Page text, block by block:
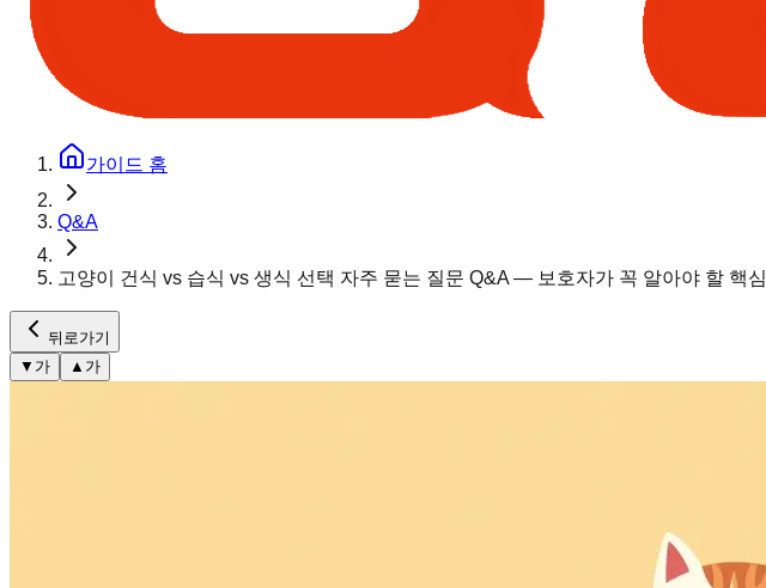
가이드 홈
Q&A
고양이 건식 vs 습식 vs 생식 선택 자주 묻는 질문 Q&A — 보호자가 꼭 알아야 할 핵심
뒤로가기
▼ 가 ▲ 가